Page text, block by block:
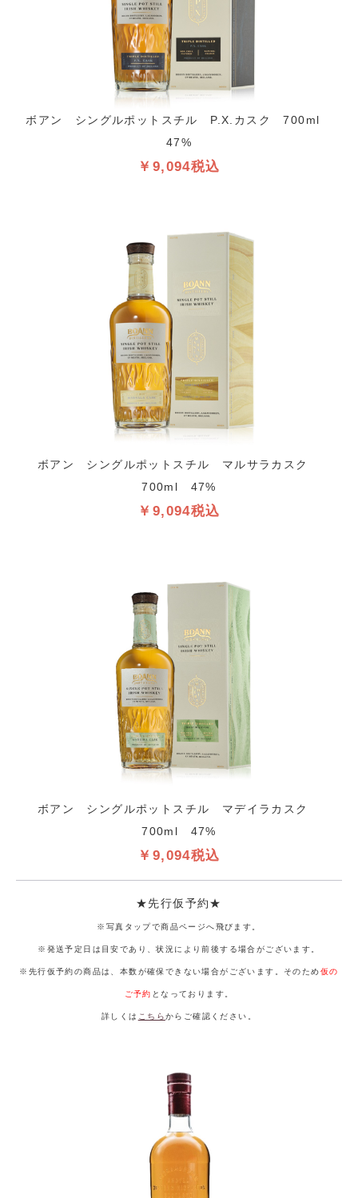
ボアン シングルポットスチル P.X.カスク 700ml
47%
￥9,094税込
ボアン シングルポットスチル マルサラカスク
700ml 47%
￥9,094税込
ボアン シングルポットスチル マデイラカスク
700ml 47%
￥9,094税込
★先行仮予約★
※写真タップで商品ページへ飛びます。
※発送予定日は目安であり、状況により前後する場合がございます。
※先行仮予約の商品は、本数が確保できない場合がございます。そのため仮の
ご予約 となっております。
詳しくは こちらからご確認ください。